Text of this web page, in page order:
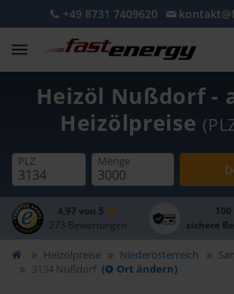
+49 8731 7409620
Heizöl Nußdorf -
Heizölpreise
PLZ Menge
4,97 von 5
273 Bewertungen
100
sichere
Heizölpreise Niederösterreich
3134 Nußdorf ( Ort ändern)